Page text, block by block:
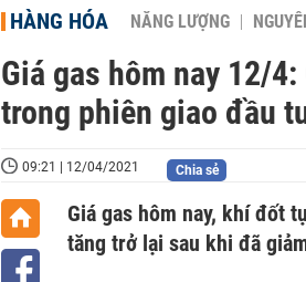
HÀNG HÓA NĂNG LƯỢNG
Giá gas hôm nay 12/
trong phiên giao đầu
09:21 | 12/04/2021 Chia sẻ
Giá gas hôm nay, khí đốt
tăng trở lại sau khi đã